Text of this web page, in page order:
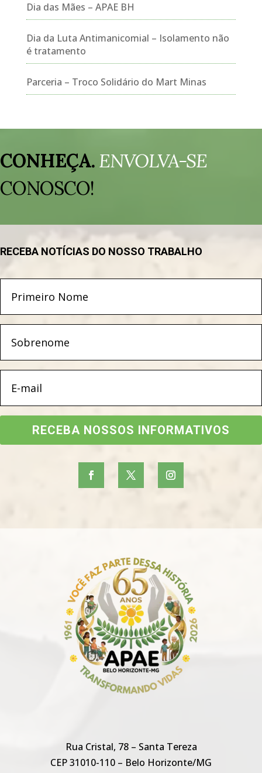
Dia das Mães – APAE BH
Dia da Luta Antimanicomial – Isolamento não
é tratamento
Parceria – Troco Solidário do Mart Minas
de
vídeo
CONHEÇA.ENVOLVA-SE
CONOSCO!
RECEBA NOTÍCIAS DO NOSSO TRABALHO
RECEBA NOSSOS INFORMATIVOS
Rua Cristal, 78 – Santa Tereza
CEP 31010-110 – Belo Horizonte/MG